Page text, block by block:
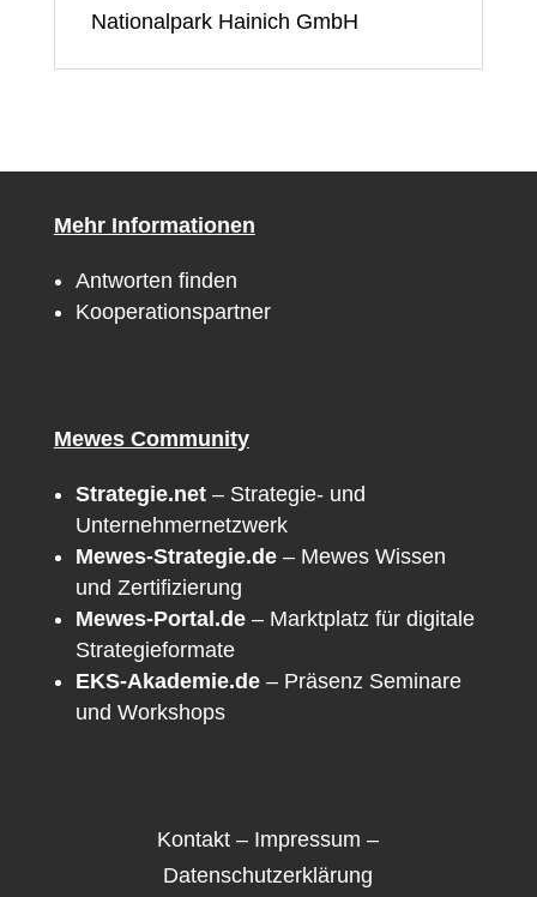
Nationalpark Hainich GmbH
Mehr Informationen
Antworten finden
Kooperationspartner
Mewes Community
Strategie.net– Strategie- und
Unternehmernetzwerk
Mewes-Strategie.de– Mewes Wissen
und Zertifizierung
Mewes-Portal.de– Marktplatz für digitale
Strategieformate
EKS-Akademie.de– Präsenz Seminare
und Workshops
Kontakt – Impressum –
Datenschutzerklärung